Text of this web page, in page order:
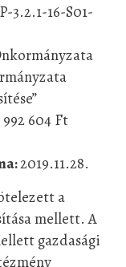
3.2.1-16-S01-
992 604 Ft
2019.11.28.
a
mellett. A
gazdasági